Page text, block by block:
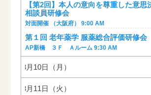
【第2回】本人の意向を尊重した意思
相談員研修会
対面開催 （大阪府） 9:00 AM
第１回 老年薬学 服薬総合評価研修会
AP新橋 ３Ｆ Ａルーム 9:30 AM
年8月10日（月）
年8月11日（火）